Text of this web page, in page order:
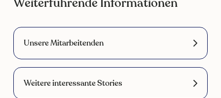
Unsere Mitarbeitenden
Weitere interessante Stories